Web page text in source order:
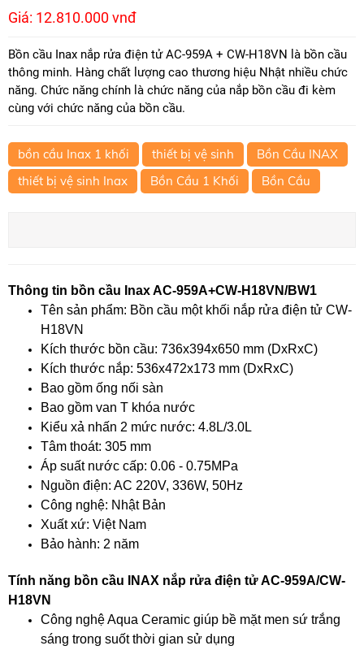
Giá: 12.810.000 vnđ
Bồn cầu Inax nắp rửa điện tử AC-959A + CW-H18VN là bồn cầu
thông minh. Hàng chất lượng cao thương hiệu Nhật nhiều chức
năng. Chức năng chính là chức năng của nắp bồn cầu đi kèm
cùng với chức năng của bồn cầu.
bồn cầu Inax 1 khối thiết bị vệ sinh
Bồn Cầu INAX
thiết bị vệ sinh Inax
Bồn Cầu 1 Khối Bồn Cầu
Thông tin bồn cầu Inax AC-959A+CW-H18VN/BW1
Tên sản phẩm: Bồn cầu một khối nắp rửa điện tử CW-
H18VN
Kích thước bồn cầu: 736x394x650 mm (DxRxC)
Kích thước nắp: 536x472x173 mm (DxRxC)
Bao gồm ống nối sàn
Bao gồm van T khóa nước
Kiểu xả nhấn 2 mức nước: 4.8L/3.0L
Tâm thoát: 305 mm
Áp suất nước cấp: 0.06 - 0.75MPa
Nguồn điện: AC 220V, 336W, 50Hz
Công nghệ: Nhật Bản
Xuất xứ: Việt Nam
Bảo hành: 2 năm
Tính năng bồn cầu INAX nắp rửa điện tử AC-959A/CW-
H18VN
Công nghệ Aqua Ceramic giúp bề mặt men sứ trắng
sáng trong suốt thời gian sử dụng